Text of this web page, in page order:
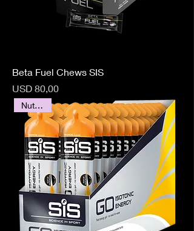
Beta Fuel Chews SIS
Precio
USD 80,00
Nutrición